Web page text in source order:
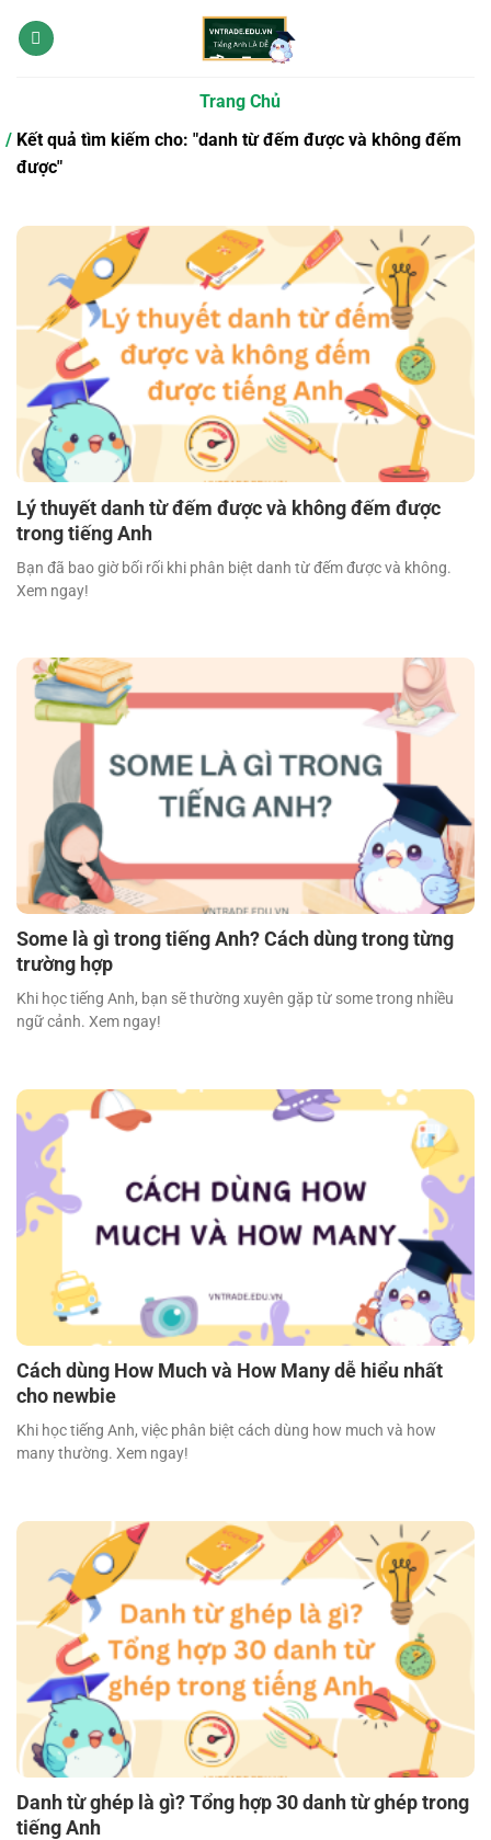
qua
Trang Chủ
Kết quả tìm kiếm cho: "danh từ đếm được và không đếm
được"
Lý thuyết danh từ đếm được và không đếm được
trong tiếng Anh
Bạn đã bao giờ bối rối khi phân biệt danh từ đếm được và không.
Xem ngay!
Some là gì trong tiếng Anh? Cách dùng trong từng
trường hợp
Khi học tiếng Anh, bạn sẽ thường xuyên gặp từ some trong nhiều
ngữ cảnh. Xem ngay!
Cách dùng How Much và How Many dễ hiểu nhất
cho newbie
Khi học tiếng Anh, việc phân biệt cách dùng how much và how
many thường. Xem ngay!
Danh từ ghép là gì? Tổng hợp 30 danh từ ghép trong
tiếng Anh